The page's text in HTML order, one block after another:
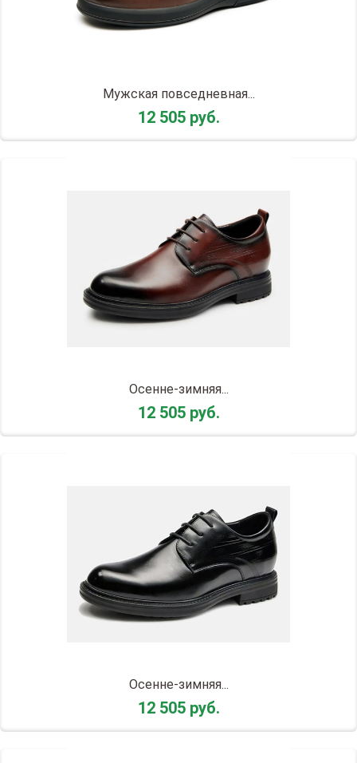
Мужская повседневная...
12 505 руб.
Осенне-зимняя...
12 505 руб.
Осенне-зимняя...
12 505 руб.